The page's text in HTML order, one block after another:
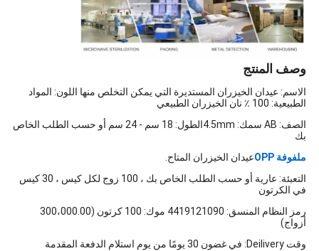
وصف المنتج
الاسم: عيدان الخيزران المستديرة التي يمكن التخلص منها اللون: المواد
الطبيعية: 100 ٪ نان الخيزران الطبيعي
الصف: AB سمك: 4.5mm
الطول: 18 سم - 24 سم أو حسب الطلب الخاص
بك
ملفوفة OPP
عيدان الخيزران المتاح.
التعبئة: عارية أو حسب الطلب الخاص بك ، 100 زوج لكل كيس ، 30 كيس
في الكرتون
رمز النظام المنسق: 4419121090 موك: 100 كرتون (300،000.00
أزواج)
وقت Deilivery: في غضون 30 يومًا من يوم استلام الدفعة المقدمة